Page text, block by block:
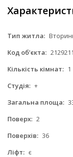
Тип житла:
Код об'єкта:
Кількість кімнат: 1
Студія: +
Загальна площа:
Поверх: 2
Поверхів: 36
Ліфт: є